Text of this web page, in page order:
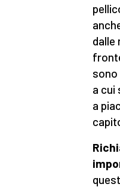
dalle
a cui
a